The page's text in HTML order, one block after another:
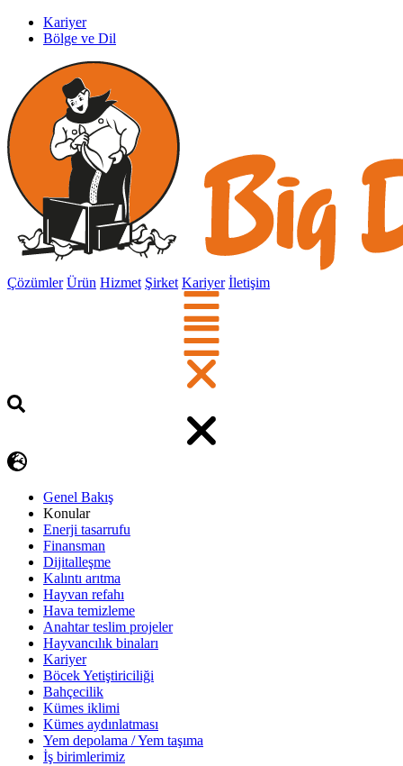
Kariyer
Bölge ve Dil
Çözümler Ürün Hizmet Şirket Kariyer İletişim
Genel Bakış
Konular
Enerji tasarrufu
Finansman
Dijitalleşme
Kalıntı arıtma
Hayvan refahı
Hava temizleme
Anahtar teslim projeler
Hayvancılık binaları
Kariyer
Böcek Yetiştiriciliği
Bahçecilik
Kümes iklimi
Kümes aydınlatması
Yem depolama / Yem taşıma
İş birimlerimiz